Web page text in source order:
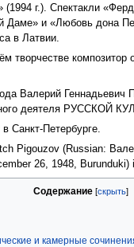
(1994 г.). Спектакли
Даме» и «Любовь дона
в Латвии.
творчестве композитор
Валерий Геннадьевич
деятеля РУССКОЙ
Санкт-Петербурге.
Pigouzov (Russian:
26, 1948,
Содержание
и камерные